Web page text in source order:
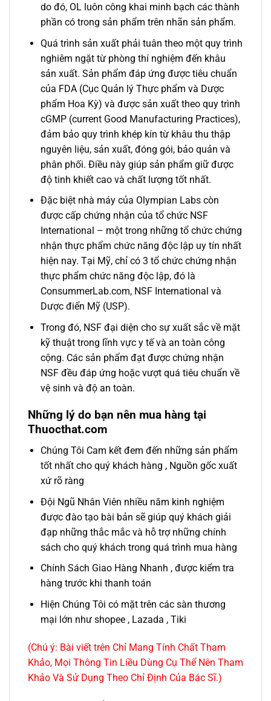
do đó, OL luôn công khai minh bạch các thành
phần có trong sản phẩm trên nhãn sản phẩm.
Quá trình sản xuất phải tuân theo một quy trình
nghiêm ngặt từ phòng thí nghiệm đến khâu
sản xuất. Sản phẩm đáp ứng được tiêu chuẩn
của FDA (Cục Quản lý Thực phẩm và Dược
phẩm Hoa Kỳ) và được sản xuất theo quy trình
cGMP (current Good Manufacturing Practices),
đảm bảo quy trình khép kín từ khâu thu thập
nguyên liệu, sản xuất, đóng gói, bảo quản và
phân phối. Điều này giúp sản phẩm giữ được
độ tinh khiết cao và chất lượng tốt nhất.
Đặc biệt nhà máy của Olympian Labs còn
được cấp chứng nhận của tổ chức NSF
International – một trong những tổ chức chứng
nhận thực phẩm chức năng độc lập uy tín nhất
hiện nay. Tại Mỹ, chỉ có 3 tổ chức chứng nhận
thực phẩm chức năng độc lập, đó là
ConsummerLab.com, NSF International và
Dược điển Mỹ (USP).
Trong đó, NSF đại diện cho sự xuất sắc về mặt
kỹ thuật trong lĩnh vực y tế và an toàn công
cộng. Các sản phẩm đạt được chứng nhận
NSF đều đáp ứng hoặc vượt quá tiêu chuẩn về
vệ sinh và độ an toàn.
Những lý do bạn nên mua hàng tại
Thuocthat.com
Chúng Tôi Cam kết đem đến những sản phẩm
tốt nhất cho quý khách hàng , Nguồn gốc xuất
xứ rõ ràng
Đội Ngũ Nhân Viên nhiều năm kinh nghiệm
được đào tạo bài bản sẽ giúp quý khách giải
đạp những thắc mắc và hỗ trợ những chính
sách cho quý khách trong quá trình mua hàng
Chính Sách Giao Hàng Nhanh , được kiểm tra
hàng trước khi thanh toán
Hiện Chúng Tôi có mặt trên các sàn thương
mại lớn như shopee , Lazada , Tiki
(Chú ý: Bài viết trên Chỉ Mang Tính Chất Tham
Khảo, Mọi Thông Tin Liều Dùng Cụ Thể Nên Tham
Khảo Và Sử Dụng Theo Chỉ Định Của Bác Sĩ.)